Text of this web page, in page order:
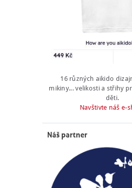
16 různých aikido
mikiny... velikosti a střihy
děti.
Navštivte náš e-
Náš partner